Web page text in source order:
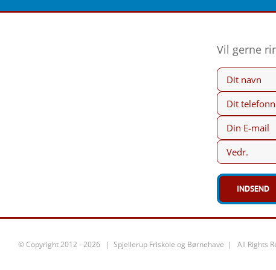
Vil gerne
© Copyright 2012 -2026 | Spjellerup Friskole og Børnehave | All Rights